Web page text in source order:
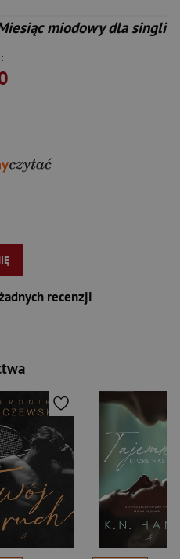
miodowy dla singli
recenzji